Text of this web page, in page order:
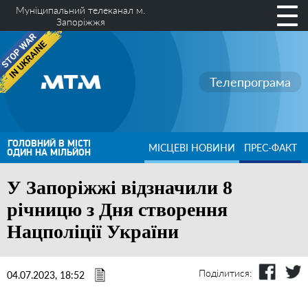
Муніципальний телеканал м.
Запоріжжя
Телепрограма
ГОЛОВНИЙ В МІСТІ
ОДИН НА МІЛЬЙОН МІСЦЕВІ НОВИНИ ПРЕС-ФАКТ
У Запоріжжі відзначили 8
річницю з Дня створення
Нацполіції України
04.07.2023, 18:52 Поділитися: